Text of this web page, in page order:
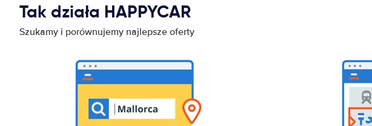
Tak działa HAPPYCAR
Szukamy i porównujemy najlepsze oferty